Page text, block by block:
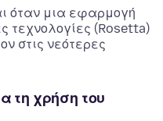
όταν μια εφαρμογή
τεχνολογίες (Rosetta)
στις νεότερες
τη χρήση του